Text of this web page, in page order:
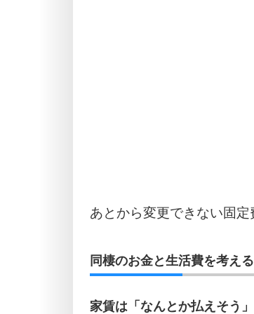
あとから変更できない固定
同棲のお金と生活費を考え
家賃は「なんとか払えそう